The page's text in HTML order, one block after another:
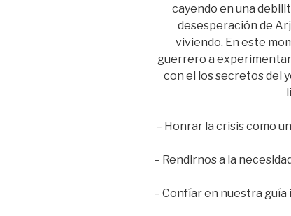
cayendo en una
desesperación de
viviendo. En este
guerrero a
con el los secretos del
– Honrar la crisis como
– Rendirnos a la
– Confíar en nuestra